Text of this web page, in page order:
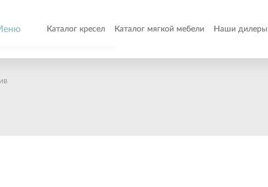
Каталог кресел Каталог мягкой мебели Наши дилеры